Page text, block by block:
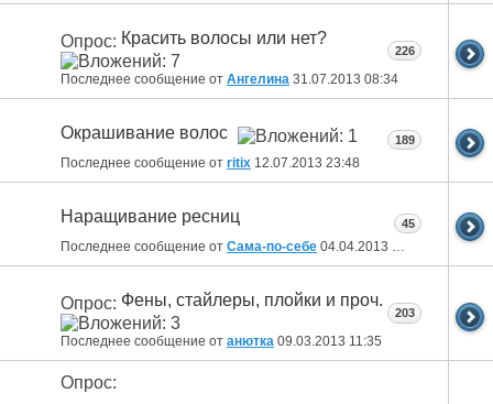
Опрос: Красить волосы или нет?
Последнее сообщение от Ангелина 31.07.2013 08:34
226
Окрашивание волос
Последнее сообщение от ritix 12.07.2013 23:48
189
Наращивание ресниц
Последнее сообщение от Сама-по-себе 04.04.2013 11:38
45
Опрос: Фены, стайлеры, плойки и проч.
Последнее сообщение от анютка 09.03.2013 11:35
203
Опрос: